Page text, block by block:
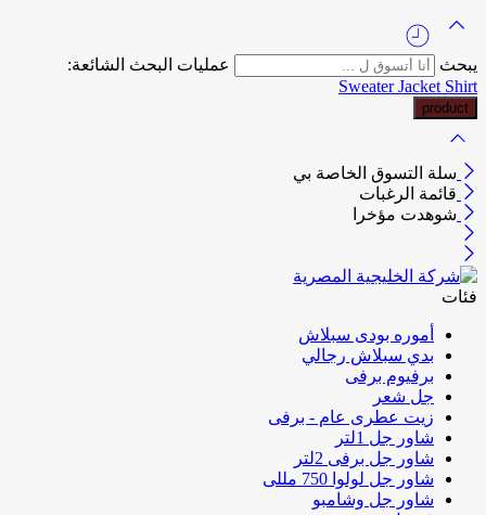
يبحث
عمليات البحث الشائعة:
SweaterJacket Shirt
سلة التسوق الخاصة بي
قائمة الرغبات
شوهدت مؤخرا
فئات
أموره بودى سبلاش
بدي سبلاش رجالي
برفيوم برفى
جل شعر
زيت عطرى عام - برفى
شاور جل 1لتر
شاور جل برفى 2لتر
شاور جل لولوا 750 مللى
شاور جل وشامبو